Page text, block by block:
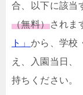
合、以下に該当
（無料）されま
ト」 から、学校
え、入園当日、
持ちください。